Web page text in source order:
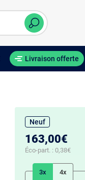
Livraison offerte
Neuf
163,00€
Éco-part. : 0,38€
3x 4x